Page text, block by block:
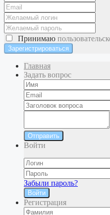
Принимаю
Главная
Задать вопрос
Отправить
Войти
Забыли пароль?
Войти
Регистрация